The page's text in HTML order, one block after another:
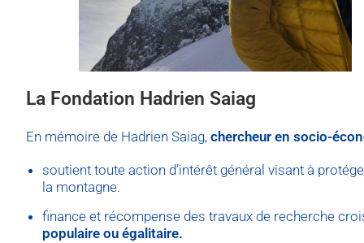
La Fondation Hadrien Saiag
En mémoire de Hadrien Saiag,chercheur en socio-
soutient toute action d’intérêt général visant à
la montagne.
finance et récompense des travaux de recherche
populaire ou égalitaire.